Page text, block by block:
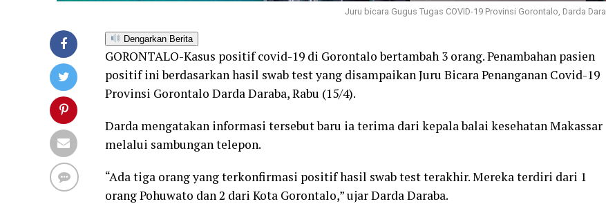
Juru bicara Gugus Tugas COVID-19 Provinsi Gorontalo, Darda
Dengarkan Berita
GORONTALO-Kasus positif covid-19 di Gorontalo bertambah 3 orang. Penambahan pasien
positif ini berdasarkan hasil swab test yang disampaikan Juru Bicara Penanganan Covid-19
Provinsi Gorontalo Darda Daraba, Rabu (15/4).
Darda mengatakan informasi tersebut baru ia terima dari kepala balai kesehatan Makassar
melalui sambungan telepon.
“Ada tiga orang yang terkonfirmasi positif hasil swab test terakhir. Mereka terdiri dari 1
orang Pohuwato dan 2 dari Kota Gorontalo,” ujar Darda Daraba.